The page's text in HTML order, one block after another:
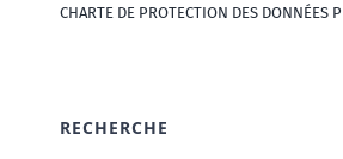
CHARTE DE PROTECTION DES DONNÉES
RECHERCHE